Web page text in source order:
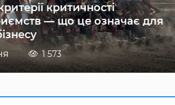
критичності
— що це означає для
1 573